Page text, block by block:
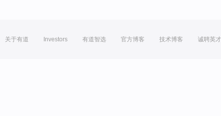
关于有道 Investors 有道智选 官方博客 技术博客 诚聘英才